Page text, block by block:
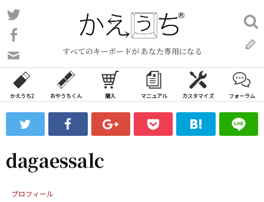
コ
ン
ン
ツ
ス
ッ
すべてのキーボードが あなた専用になる
い
合
わ
フ
ォ
ム
検
索:
かえうち2 おやうちくん 購入 マニュアル カスタマイズ フォーラム
dagaessalc
プロフィール